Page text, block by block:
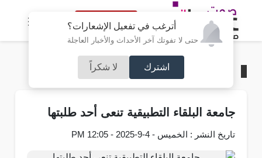
أترغب في تفعيل الإشعارات؟
حتى لا تفوتك آخر الأحداث والأخبار العاجلة
اشترك لا شكراً
النسخة الكاملة
محليات
جامعة البلقاء التطبيقية تنعى أحد طلبتها
تاريخ النشر : الخميس - 4-9-2025 - 12:05 PM